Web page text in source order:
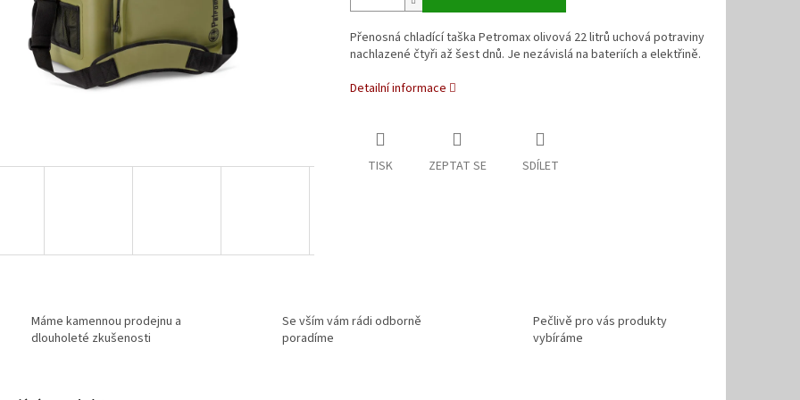
Přenosná chladící taška Petromax olivová 22 litrů uchová potraviny
nachlazené čtyři až šest dnů. Je nezávislá na bateriích a elektřině.
Detailní informace
TISK ZEPTAT SE SDÍLET
Máme kamennou prodejnu a
dlouholeté zkušenosti
Se vším vám rádi odborně
poradíme
Pečlivě pro vás produkty
vybíráme